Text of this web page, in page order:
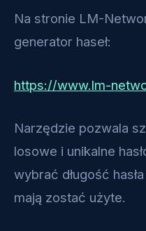
Na stronie LM-
generator haseł:
https://www.lm-
Narzędzie pozwala
losowe i unikalne
wybrać długość
mają zostać użyte.